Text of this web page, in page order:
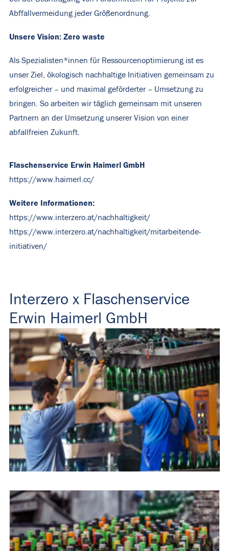
Abffallvermeidung jeder Größenordnung.
Unsere Vision: Zero waste
Als Spezialisten*innen für Ressourcenoptimierung ist es
unser Ziel, ökologisch nachhaltige Initiativen gemeinsam zu
erfolgreicher – und maximal geförderter – Umsetzung zu
bringen. So arbeiten wir täglich gemeinsam mit unseren
Partnern an der Umsetzung unserer Vision von einer
abfallfreien Zukunft.
Flaschenservice Erwin Haimerl GmbH
https://www.haimerl.cc/
Weitere Informationen:
https://www.interzero.at/nachhaltigkeit/
https://www.interzero.at/nachhaltigkeit/mitarbeitende-
initiativen/
Interzero x Flaschenservice
Erwin Haimerl GmbH